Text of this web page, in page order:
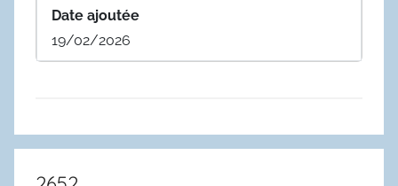
Date ajoutée
19/02/2026